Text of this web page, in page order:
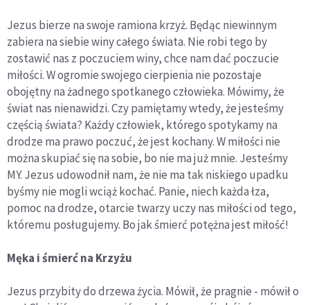
Jezus bierze na swoje ramiona krzyż. Będąc niewinnym
zabiera na siebie winy całego świata. Nie robi tego by
zostawić nas z poczuciem winy, chce nam dać poczucie
miłości. W ogromie swojego cierpienia nie pozostaje
obojętny na żadnego spotkanego człowieka. Mówimy, że
świat nas nienawidzi. Czy pamiętamy wtedy, że jesteśmy
częścią świata? Każdy człowiek, którego spotykamy na
drodze ma prawo poczuć, że jest kochany. W miłości nie
można skupiać się na sobie, bo nie ma już mnie. Jesteśmy
MY. Jezus udowodnił nam, że nie ma tak niskiego upadku
byśmy nie mogli wciąż kochać. Panie, niech każda łza,
pomoc na drodze, otarcie twarzy uczy nas miłości od tego,
któremu posługujemy. Bo jak śmierć potężna jest miłość!
Męka i śmierć na Krzyżu
Jezus przybity do drzewa życia. Mówił, że pragnie - mówił o